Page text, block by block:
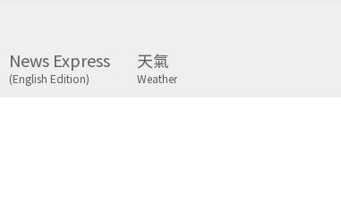
News Express
(English Edition)
天氣
Weather